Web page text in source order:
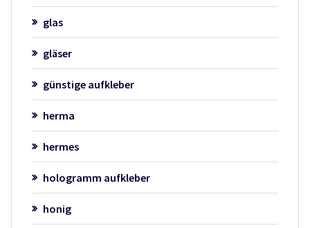
glas
gläser
günstige aufkleber
herma
hermes
hologramm aufkleber
honig